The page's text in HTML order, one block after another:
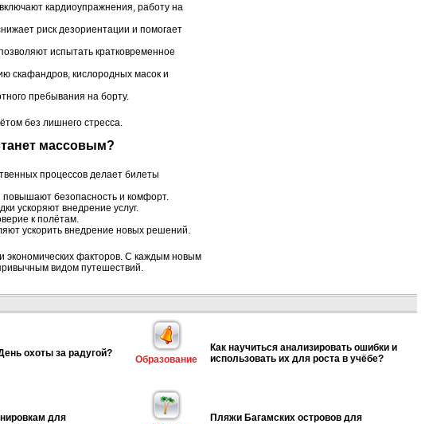
кардиоупражнения, работу на
риск дезориентации и помогает
испытать кратковременное
скафандров, кислородных масок и
пребывания на борту.
без лишнего стресса.
массовым?
процессов делает билеты
безопасность и комфорт.
ускоряют внедрение услуг.
к полётам.
ускорить внедрение новых решений.
экономических факторов. С каждым новым
видом путешествий.
охоты за радугой?
Образование
Как научиться анализировать ошибки и
использовать их для роста в учёбе?
для
Пляжи Багамских островов для